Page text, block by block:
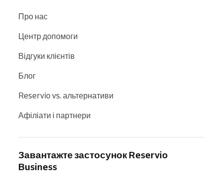
Про нас
Центр допомоги
Відгуки клієнтів
Блог
Reservio vs. альтернативи
Афіліати і партнери
Завантажте застосунок Reservio
Business